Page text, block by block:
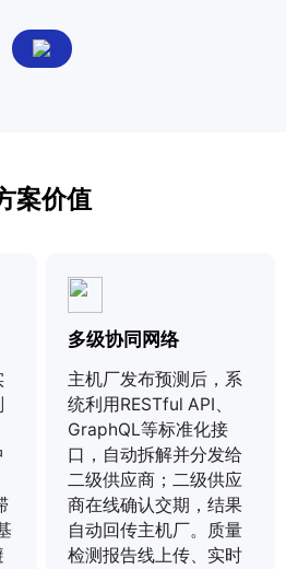
案价值
多级协同网络
主机厂发布预测后，系
统利用RESTful API、
GraphQL等标准化接
口，自动拆解并分发给
二级供应商；二级供应
商在线确认交期，结果
自动回传主机厂。质量
检测报告线上传、实时